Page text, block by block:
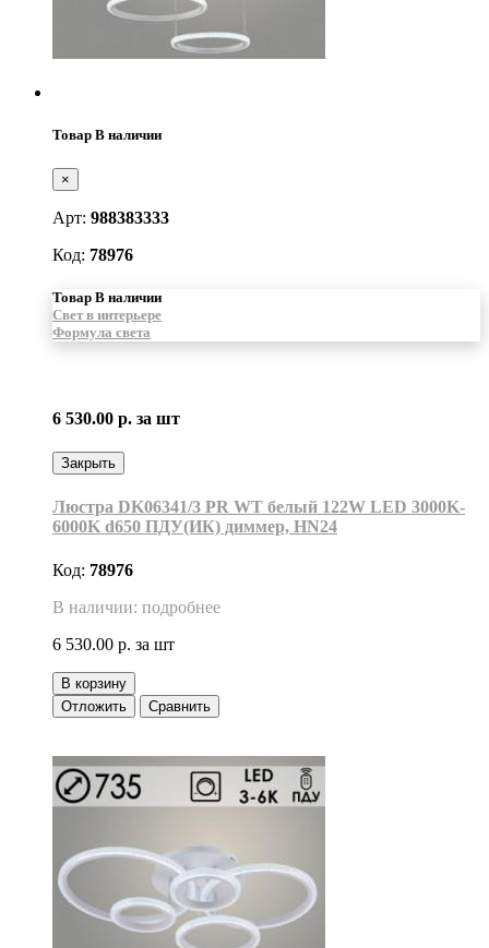
Товар В наличии
×
Арт: 988383333
Код: 78976
Товар В наличии
Свет в интерьере
Формула света
6 530.00 р. за шт
Закрыть
Люстра DK06341/3 PR WT белый 122W LED 3000K-
6000K d650 ПДУ(ИК) диммер, HN24
Код: 78976
В наличии: подробнее
6 530.00 р. за шт
В корзину
Отложить
Сравнить